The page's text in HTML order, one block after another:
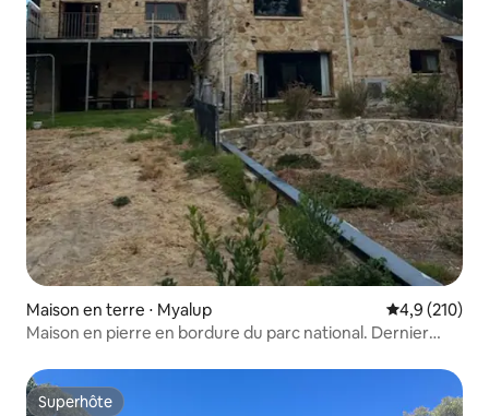
Maison en terre ⋅ Myalup Évaluation
4,9 (210)
Maison en pierre en bordure du parc national. Dernier
Superhôte
Superhôte